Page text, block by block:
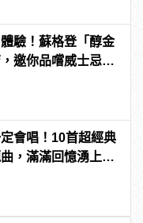
驗！蘇格登「醇金
邀你品嚐威士忌凍
會唱！10首超經典
曲，滿滿回憶湧上心